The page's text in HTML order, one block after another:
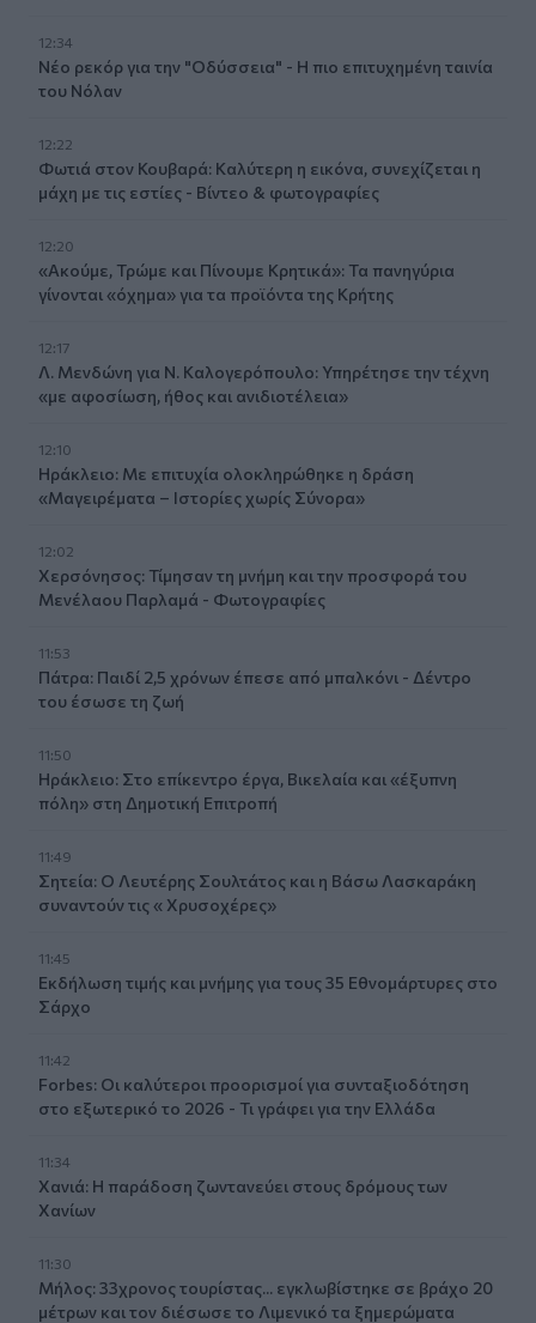
12:34
Νέο ρεκόρ για την "Οδύσσεια" - Η πιο επιτυχημένη ταινία
του Νόλαν
12:22
Φωτιά στον Κουβαρά: Καλύτερη η εικόνα, συνεχίζεται η
μάχη με τις εστίες - Βίντεο & φωτογραφίες
12:20
«Ακούμε, Τρώμε και Πίνουμε Κρητικά»: Τα πανηγύρια
γίνονται «όχημα» για τα προϊόντα της Κρήτης
12:17
Λ. Μενδώνη για Ν. Καλογερόπουλο: Υπηρέτησε την τέχνη
«με αφοσίωση, ήθος και ανιδιοτέλεια»
12:10
Ηράκλειο: Με επιτυχία ολοκληρώθηκε η δράση
«Μαγειρέματα – Ιστορίες χωρίς Σύνορα»
12:02
Χερσόνησος: Τίμησαν τη μνήμη και την προσφορά του
Μενέλαου Παρλαμά - Φωτογραφίες
11:53
Πάτρα: Παιδί 2,5 χρόνων έπεσε από μπαλκόνι - Δέντρο
του έσωσε τη ζωή
11:50
Ηράκλειο: Στο επίκεντρο έργα, Βικελαία και «έξυπνη
πόλη» στη Δημοτική Επιτροπή
11:49
Σητεία: Ο Λευτέρης Σουλτάτος και η Βάσω Λασκαράκη
συναντούν τις « Χρυσοχέρες»
11:45
Εκδήλωση τιμής και μνήμης για τους 35 Εθνομάρτυρες στο
Σάρχο
11:42
Forbes: Οι καλύτεροι προορισμοί για συνταξιοδότηση
στο εξωτερικό το 2026 - Τι γράφει για την Ελλάδα
11:34
Χανιά: Η παράδοση ζωντανεύει στους δρόμους των
Χανίων
11:30
Μήλος: 33χρονος τουρίστας... εγκλωβίστηκε σε βράχο 20
μέτρων και τον διέσωσε το Λιμενικό τα ξημερώματα